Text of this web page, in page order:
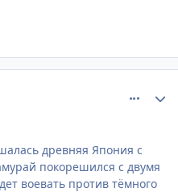
древняя Япония с
покорешился с двумя
воевать против тёмного